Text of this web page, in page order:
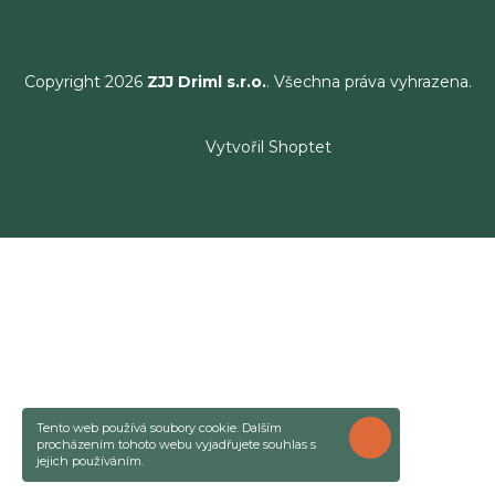
Tento web používá soubory cookie. Dalším
procházením tohoto webu vyjadřujete souhlas s
jejich používáním.
ROZUMÍM
Copyright 2026 ZJJ Driml s.r.o.. Všechna práva vyhrazena.
Vytvořil Shoptet